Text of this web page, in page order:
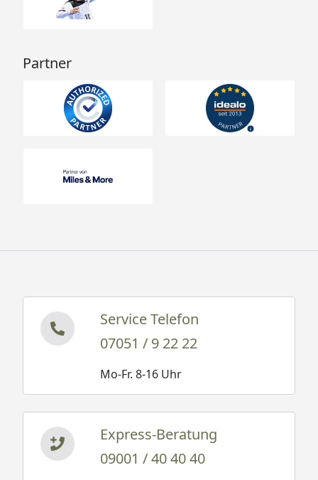
Partner
Service Telefon
07051 / 9 22 22
Mo-Fr. 8-16 Uhr
Express-Beratung
09001 / 40 40 40